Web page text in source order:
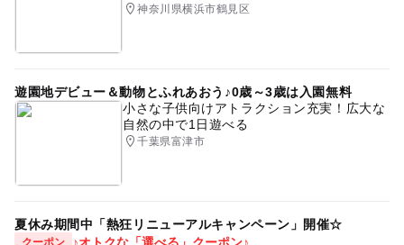
神奈川県横浜市鶴見区
遊園地デビュー＆動物とふれあおう♪0歳～3歳は入園無料
小さな子供向けアトラクション充実！広大な
自然の中で1日遊べる
千葉県富津市
夏休み期間中「熱狂リニューアルキャンペーン」開催☆
クーポン ♪オトクな「選べる」クーポン♪